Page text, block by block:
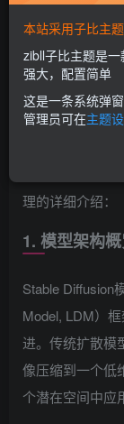
Stable Diffusion
术，它能够根据
这项技术是由
发的，并且它
理的详细介绍：
1. 模型架构
Stable Diffusion
Model, LDM）
进。传统扩散模
像压缩到一个低
个潜在空间中应
本站采用子比主
zibll子比主题是
强大，配置简单
这是一条系统弹
管理员可在主题